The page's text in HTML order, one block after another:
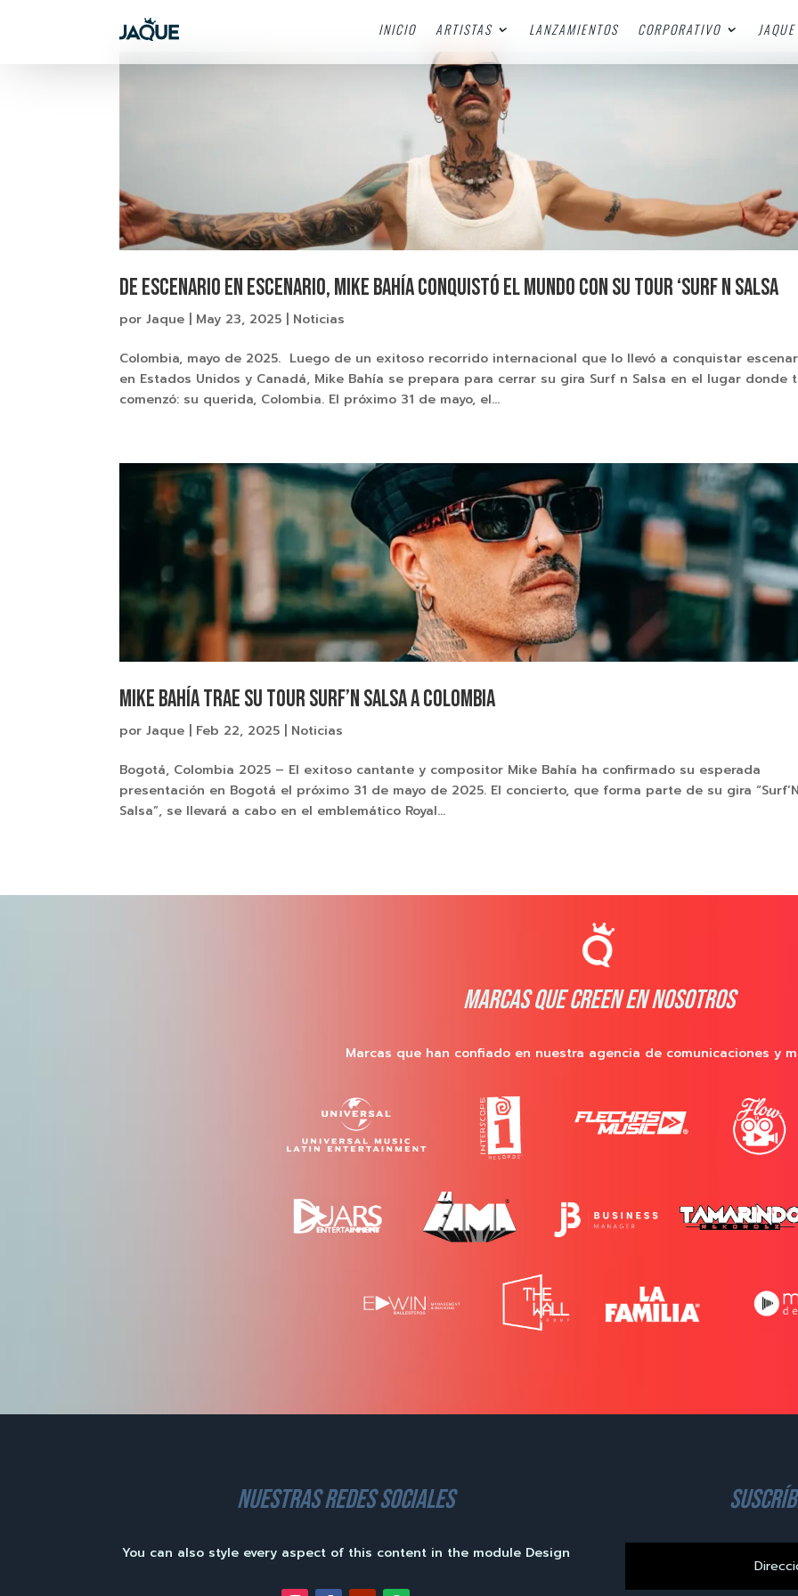
INICIO ARTISTAS LANZAMIENTOS CORPORATIVO
De escenario en escenario, Mike Bahía conquistó el mundo con su tour ‘Surf n Salsa
porJaque May 23, 2025 Noticias
Colombia, mayo de 2025. Luego de un exitoso recorrido internacional que lo llevó a conquistar
en Estados Unidos y Canadá, Mike Bahía se prepara para cerrar su gira Surf n Salsa en el lugar donde
comenzó: su querida, Colombia. El próximo 31 de mayo, el...
Mike Bahía trae su tour Surf’n Salsa a Colombia
porJaque Feb 22, 2025 Noticias
Bogotá, Colombia 2025 – El exitoso cantante y compositor Mike Bahía ha confirmado su esperada
presentación en Bogotá el próximo 31 de mayo de 2025. El concierto, que forma parte de su gira
Salsa”, se llevará a cabo en el emblemático Royal...
MARCAS QUE CREEN EN NOSOTROS
Marcas que han confiado en nuestra agencia de comunicaciones y
nuestras redes sociales
You can also style every aspect of this content in the module Design